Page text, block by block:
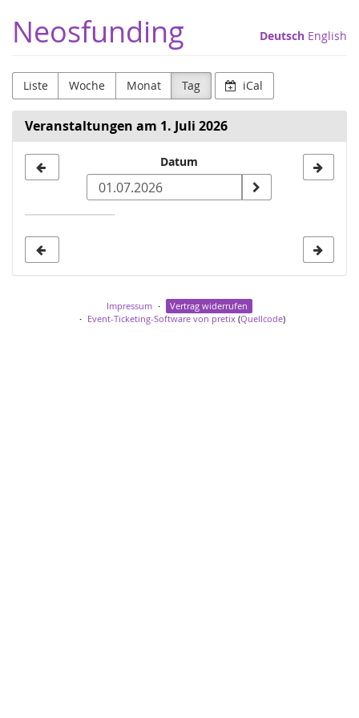
Haupt-
Inhalt
Neosfunding Deutsch English
Liste Woche Monat Tag iCal
Veranstaltungen am 1. Juli 2026
zur
Anzeige
Datum
Impressum
Vertrag widerrufen
Event-Ticketing-Software von pretix(Quellcode)